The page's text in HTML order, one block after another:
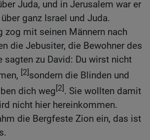
Juda, und in Jerusalem war er
ganz Israel und Juda.
zog mit seinen Männern nach
die Jebusiter, die Bewohner des
sagten zu David: Du wirst nicht
[2]sondern die Blinden und
dich weg[2]. Sie wollten damit
nicht hier hereinkommen.
die Bergfeste Zion ein, das ist